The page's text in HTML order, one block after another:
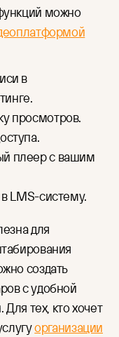
можно
в
просмотров.
плеер с вашим
LMS-систему.
для
создать
с удобной
тех, кто хочет
организации